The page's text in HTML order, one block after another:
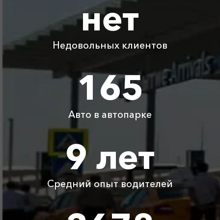
440 ₽ 880 ₽
Абрау-Дюрсо ⇆
360 ₽ 720 ₽ 1080 ₽
1570 ₽ 3140 ₽ 4710 ₽
Абрау-Дюрсо ⇆
Абрау-Дюрсо ⇆
2305 ₽ 4610 ₽
Детское
Бесплатно Бесплатно
нет
Недовольных клиентов
165
Авто в автопарке
9 лет
Средний опыт водителей